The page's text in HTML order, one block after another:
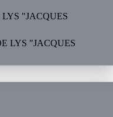
LYS "JACQUES
LYS "JACQUES